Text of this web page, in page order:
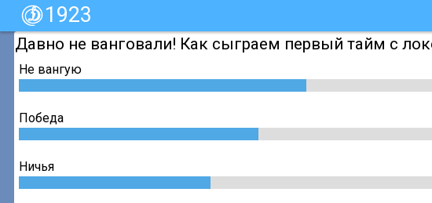
1923
Давно не ванговали! Как сыграем первый тайм с
Не вангую
Победа
Ничья